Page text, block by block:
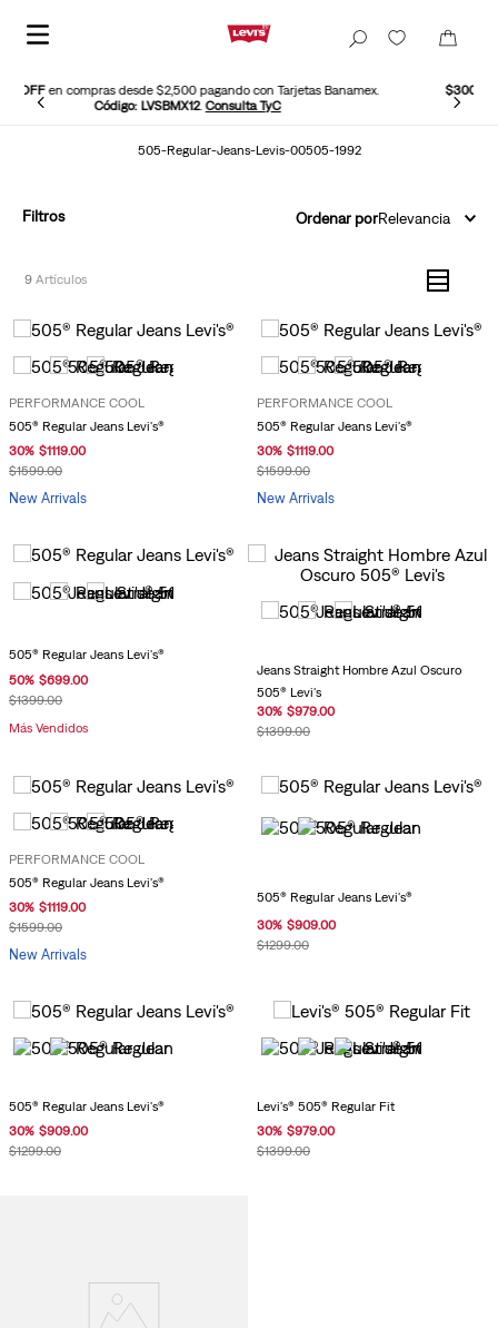
Banamex. $300 OFFen compras desde $2,500 pagando con PayPal.
LEVISPAYPAL
505-Regular-Jeans-Levis-00505-1992
Filtros Ordenar porRelevancia
9
PERFORMANCE COOL
505® Regular Jeans Levi's®
30% $1119.00
$1599.00
New Arrivals
PERFORMANCE COOL
505® Regular Jeans Levi's®
30% $1119.00
$1599.00
New Arrivals
505® Regular Jeans Levi's®
50% $699.00
$1399.00
Más Vendidos
Jeans Straight Hombre Azul Oscuro
505® Levi's
30% $979.00
$1399.00
PERFORMANCE COOL
505® Regular Jeans Levi's®
30% $1119.00
$1599.00
New Arrivals
505® Regular Jeans Levi's®
30% $909.00
$1299.00
505® Regular Jeans Levi's®
30% $909.00
$1299.00
Levi's® 505® Regular Fit
30% $979.00
$1399.00